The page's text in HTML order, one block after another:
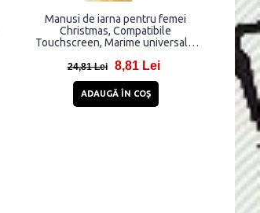
Manusi de iarna pentru femei
Christmas, Compatibile
Touchscreen, Marime universala,
24,81 Lei 8,81 Lei
ADAUGĂ ÎN COŞ